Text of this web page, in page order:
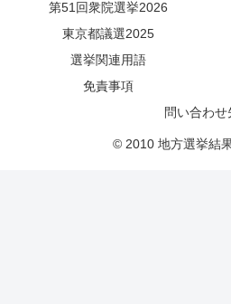
第51回衆院選挙2026
東京都議選2025
選挙関連用語
免責事項
問い合わせ
© 2010 地方選挙結